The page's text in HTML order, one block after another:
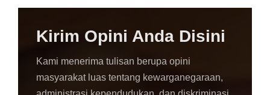
Kirim Opini Anda Disini
Kami menerima tulisan berupa opini
masyarakat luas tentang kewarganegaraan,